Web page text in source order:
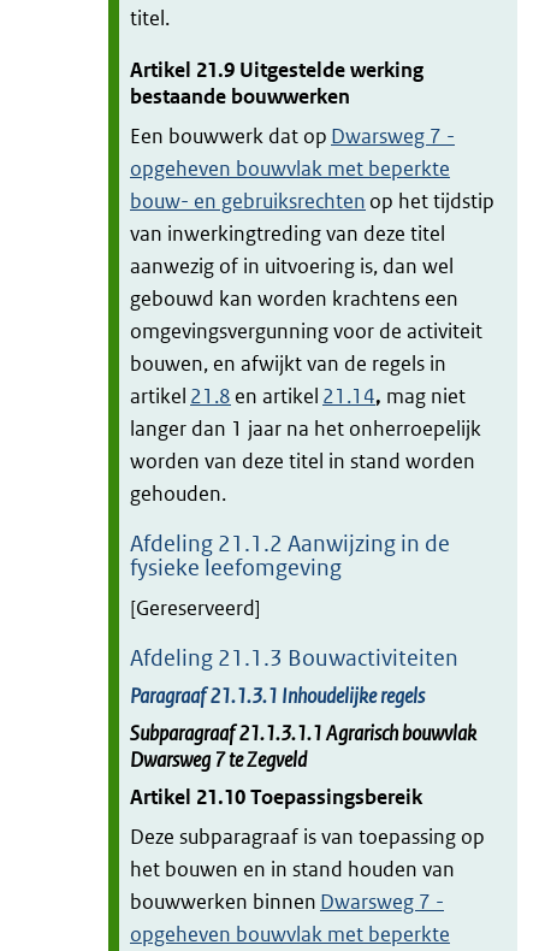
titel.
Artikel 21.9 Uitgestelde werking
bestaande bouwwerken
Een bouwwerk dat op Dwarsweg 7 -
opgeheven bouwvlak met beperkte
bouw- en gebruiksrechten op het tijdstip
van inwerkingtreding van deze titel
aanwezig of in uitvoering is, dan wel
gebouwd kan worden krachtens een
omgevingsvergunning voor de activiteit
bouwen, en afwijkt van de regels in
artikel 21.8 en artikel 21.14, mag niet
langer dan 1 jaar na het onherroepelijk
worden van deze titel in stand worden
gehouden.
Afdeling 21.1.2 Aanwijzing in de
fysieke leefomgeving
[Gereserveerd]
Afdeling 21.1.3 Bouwactiviteiten
Paragraaf21.1.3.1 Inhoudelijke regels
Subparagraaf21.1.3.1.1Agrarisch bouwvlak
Dwarsweg 7 te Zegveld
Artikel 21.10Toepassingsbereik
Deze subparagraaf is van toepassing op
het bouwen en in stand houden van
bouwwerken binnen Dwarsweg 7 -
opgeheven bouwvlak met beperkte